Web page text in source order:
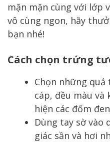
mặn mặn cùng với lớp
vô cùng ngon, hãy
bạn nhé!
Cách chọn trứng
Chọn những
cáp, đều màu
hiện các đốm
Dùng tay sờ vào
giác sần và hơi